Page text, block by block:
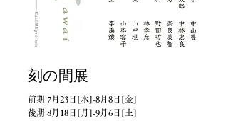
刻の間 展
前期 7月23日[水]-8月8日[金]
後期 8月18日[月]-9月6日[土]